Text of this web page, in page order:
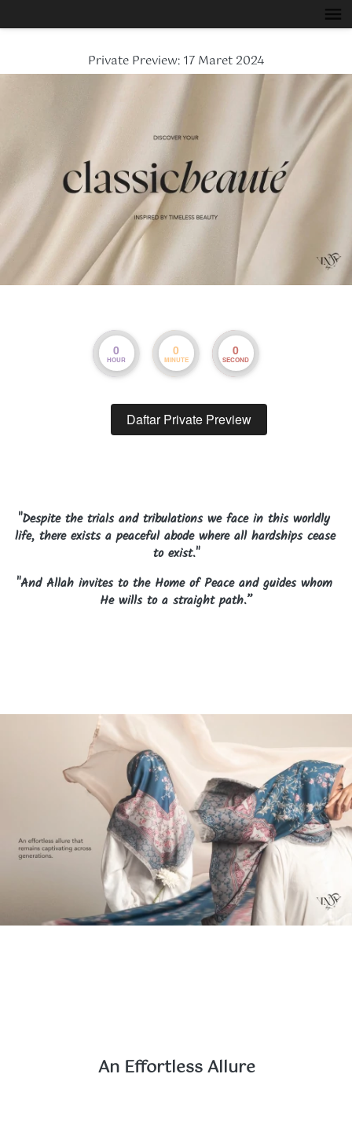
Private Preview: 17 Maret 2024
0
HOUR
0
MINUTE
0
SECOND
`Daftar Private Preview
"Despite the trials and tribulations we face in this worldly
life, there exists a peaceful abode where all hardships cease
to exist."
"And Allah invites to the Home of Peace and guides whom
He wills to a straight path.”
An Effortless Allure